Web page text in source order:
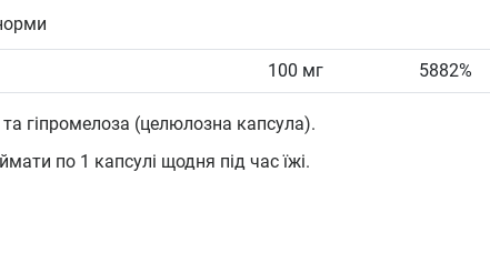
100 мг 5882%
гіпромелоза (целюлозна капсула).
по 1 капсулі щодня під час їжі.